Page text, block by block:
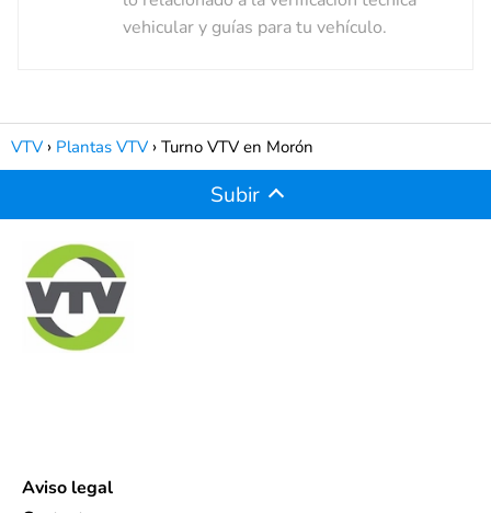
vehicular y guías para tu vehículo.
VTV Plantas VTV Turno VTV en Morón
Subir
Aviso legal